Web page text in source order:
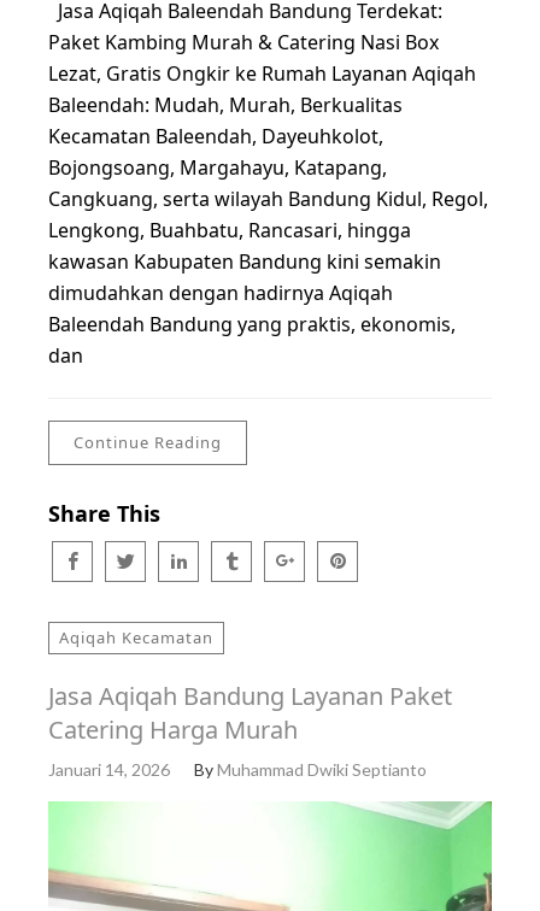
Jasa Aqiqah Baleendah Bandung Terdekat:
Paket Kambing Murah & Catering Nasi Box
Lezat, Gratis Ongkir ke Rumah Layanan Aqiqah
Baleendah: Mudah, Murah, Berkualitas
Kecamatan Baleendah, Dayeuhkolot,
Bojongsoang, Margahayu, Katapang,
Cangkuang, serta wilayah Bandung Kidul, Regol,
Lengkong, Buahbatu, Rancasari, hingga
kawasan Kabupaten Bandung kini semakin
dimudahkan dengan hadirnya Aqiqah
Baleendah Bandung yang praktis, ekonomis,
dan
Continue Reading
Share This
Aqiqah Kecamatan
Jasa Aqiqah Bandung Layanan Paket
Catering Harga Murah
Januari 14, 2026 ByMuhammad Dwiki Septianto